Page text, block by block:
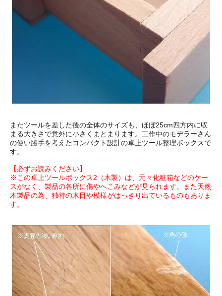
またツールを差した後の全体のサイズも、ほぼ25cm四方内に収
まる大きさで意外に小さくまとまります。工作中のモデラーさん
の使い勝手を考えたコンパクト設計の卓上ツール整理ボックスで
す。
【必ずお読みください】
※この卓上ツールボックス2（木製）は、元々化粧箱などのケー
スがなく、製品の各所に傷やへこみなどが見られます。また天然
木製品の為、独特の木目や模様がはっきり出ているものもありま
す。